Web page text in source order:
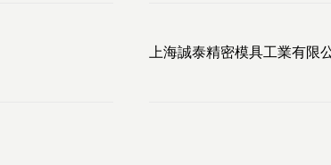
上海誠泰精密模具工業有限